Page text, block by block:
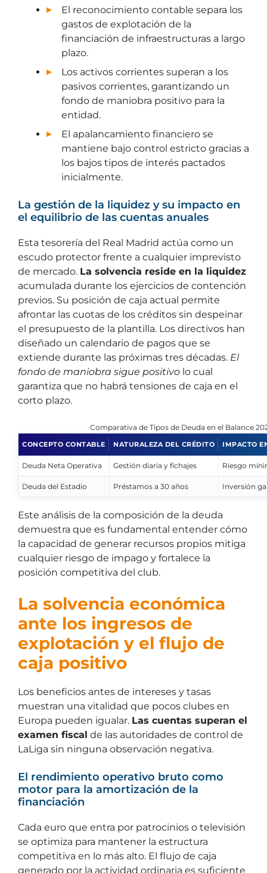
El reconocimiento contable separa los
gastos de explotación de la
financiación de infraestructuras a largo
plazo.
Los activos corrientes superan a los
pasivos corrientes, garantizando un
fondo de maniobra positivo para la
entidad.
El apalancamiento financiero se
mantiene bajo control estricto gracias a
los bajos tipos de interés pactados
inicialmente.
La gestión de la liquidez y su impacto en
el equilibrio de las cuentas anuales
Esta tesorería del Real Madrid actúa como un
escudo protector frente a cualquier imprevisto
de mercado. La solvencia reside en la liquidez
acumulada durante los ejercicios de contención
previos. Su posición de caja actual permite
afrontar las cuotas de los créditos sin despeinar
el presupuesto de la plantilla. Los directivos han
diseñado un calendario de pagos que se
extiende durante las próximas tres décadas. El
fondo de maniobra sigue positivo lo cual
garantiza que no habrá tensiones de caja en el
corto plazo.
Comparativa de Tipos de Deuda en el Balance
CONCEPTO CONTABLE NATURALEZA DEL CRÉDITO IMPACTO
Deuda Neta Operativa Gestión diaria y fichajes Riesgo
Deuda del Estadio Préstamos a 30 años Inversión
Este análisis de la composición de la deuda
demuestra que es fundamental entender cómo
la capacidad de generar recursos propios mitiga
cualquier riesgo de impago y fortalece la
posición competitiva del club.
La solvencia económica
ante los ingresos de
explotación y el flujo de
caja positivo
Los beneficios antes de intereses y tasas
muestran una vitalidad que pocos clubes en
Europa pueden igualar. Las cuentas superan el
examen fiscal de las autoridades de control de
LaLiga sin ninguna observación negativa.
El rendimiento operativo bruto como
motor para la amortización de la
financiación
Cada euro que entra por patrocinios o televisión
se optimiza para mantener la estructura
competitiva en lo más alto. El flujo de caja
generado por la actividad ordinaria es suficiente